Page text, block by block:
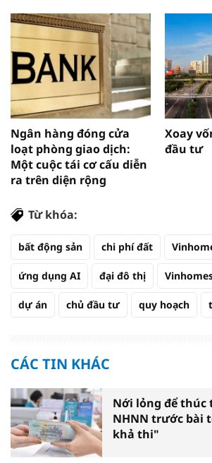
Ngân hàng đóng cửa
loạt phòng giao dịch:
Một cuộc tái cơ cấu diễn
ra trên diện rộng
Xoay
đầu tư
Từ khóa:
bất động sản chi phí đất
ứng dụng AI đại đô thị
dự án chủ đầu tư quy hoạch
CÁC TIN KHÁC
Nới lỏng để
NHNN trước bài
khả thi"